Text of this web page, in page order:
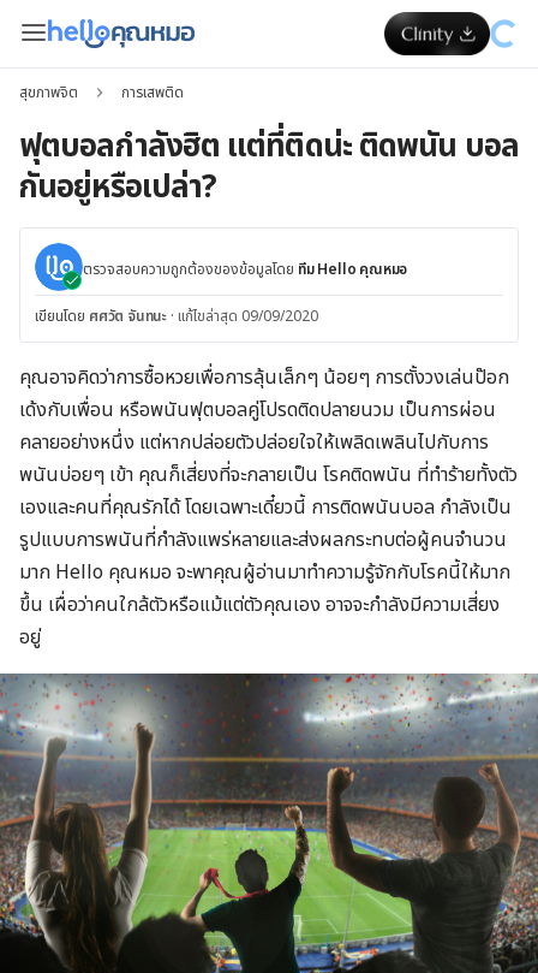
สุขภาพจิต การเสพติด
ฟุตบอลกำลังฮิต แต่ที่ติดน่ะ ติดพนัน บอล
กันอยู่หรือเปล่า?
ตรวจสอบความถูกต้องของข้อมูลโดย ทีม Hello คุณหมอ
เขียนโดย ศศวัต จันทนะ · แก้ไขล่าสุด 09/09/2020
คุณอาจคิดว่าการซื้อหวยเพื่อการลุ้นเล็กๆ น้อยๆ การตั้งวงเล่นป๊อก
เด้งกับเพื่อน หรือพนันฟุตบอลคู่โปรดติดปลายนวม เป็นการผ่อน
คลายอย่างหนึ่ง แต่หากปล่อยตัวปล่อยใจให้เพลิดเพลินไปกับการ
พนันบ่อยๆ เข้า คุณก็เสี่ยงที่จะกลายเป็น โรคติดพนัน ที่ทำร้ายทั้งตัว
เองและคนที่คุณรักได้ โดยเฉพาะเดี๋ยวนี้ การติดพนันบอล กำลังเป็น
รูปแบบการพนันที่กำลังแพร่หลายและส่งผลกระทบต่อผู้คนจำนวน
มาก Hello คุณหมอ จะพาคุณผู้อ่านมาทำความรู้จักกับโรคนี้ให้มาก
ขึ้น เผื่อว่าคนใกล้ตัวหรือแม้แต่ตัวคุณเอง อาจจะกำลังมีความเสี่ยง
อยู่